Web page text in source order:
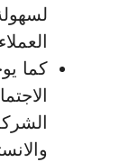
كما